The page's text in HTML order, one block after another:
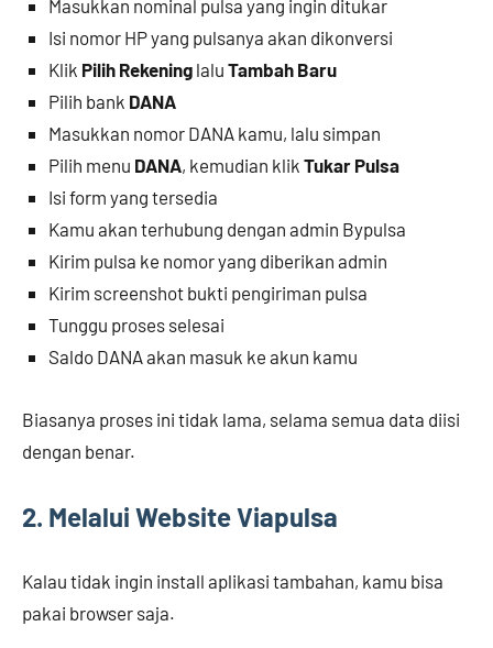
Masukkan nominal pulsa yang ingin ditukar
Isi nomor HP yang pulsanya akan dikonversi
Klik Pilih Rekening lalu Tambah Baru
Pilih bank DANA
Masukkan nomor DANA kamu, lalu simpan
Pilih menu DANA, kemudian klik Tukar Pulsa
Isi form yang tersedia
Kamu akan terhubung dengan admin Bypulsa
Kirim pulsa ke nomor yang diberikan admin
Kirim screenshot bukti pengiriman pulsa
Tunggu proses selesai
Saldo DANA akan masuk ke akun kamu
Biasanya proses ini tidak lama, selama semua data diisi
dengan benar.
2. Melalui Website Viapulsa
Kalau tidak ingin install aplikasi tambahan, kamu bisa
pakai browser saja.